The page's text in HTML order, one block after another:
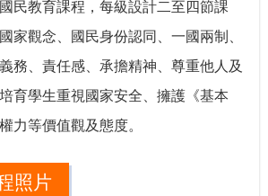
民教育課程，每級設計二至四節課
家觀念、國民身份認同、一國兩制、
務、責任感、承擔精神、尊重他人及
育學生重視國家安全、擁護《基本
力等價值觀及態度。
照片